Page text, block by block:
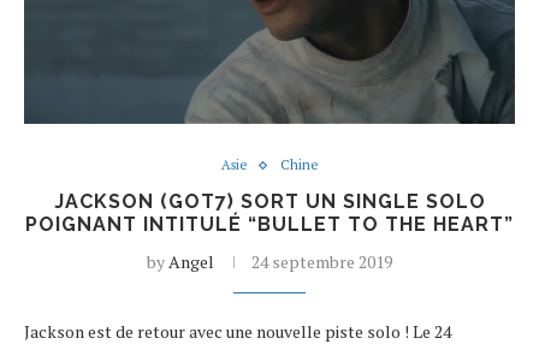
Asie Chine
JACKSON (GOT7) SORT UN SINGLE SOLO
POIGNANT INTITULÉ “BULLET TO THE HEART”
byAngel 24 septembre 2019
Jackson est de retour avec une nouvelle piste solo ! Le 24